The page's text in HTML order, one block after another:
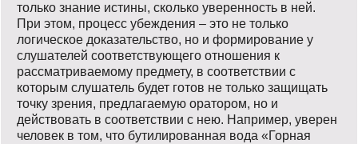
только знание истины, сколько уверенность в ней.
При этом, процесс убеждения – это не только
логическое доказательство, но и формирование у
слушателей соответствующего отношения к
рассматриваемому предмету, в соответствии с
которым слушатель будет готов не только защищать
точку зрения, предлагаемую оратором, но и
действовать в соответствии с нею. Например, уверен
человек в том, что бутилированная вода «Горная